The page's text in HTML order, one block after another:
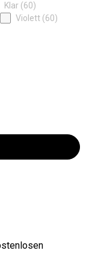
Klar (60)
Violett (60)